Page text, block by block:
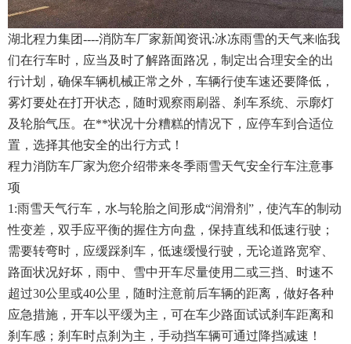
湖北程力集团----消防车厂家新闻资讯:冰冻雨雪的天气来临我
们在行车时，应当及时了解路面路况，制定出合理安全的出
行计划，确保车辆机械正常之外，车辆行使车速还要降低，
雾灯要处在打开状态，随时观察雨刷器、刹车系统、示廓灯
及轮胎气压。在**状况十分糟糕的情况下，应停车到合适位
置，选择其他安全的出行方式！
程力消防车厂家为您介绍带来冬季雨雪天气安全行车注意事
项
1:雨雪天气行车，水与轮胎之间形成“润滑剂”，使汽车的制动
性变差，双手应平衡的握住方向盘，保持直线和低速行驶；
需要转弯时，应缓踩刹车，低速缓慢行驶，无论道路宽窄、
路面状况好坏，雨中、雪中开车尽量使用二或三挡、时速不
超过30公里或40公里，随时注意前后车辆的距离，做好各种
应急措施，开车以平缓为主，可在车少路面试试刹车距离和
刹车感；刹车时点刹为主，手动挡车辆可通过降挡减速！